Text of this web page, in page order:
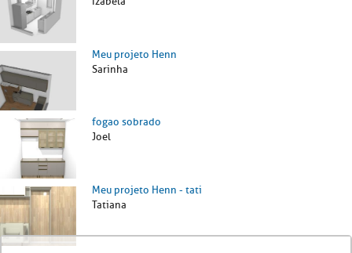
Meu projeto Henn
Sarinha
fogao sobrado
Joel
Meu projeto Henn - tati
Tatiana